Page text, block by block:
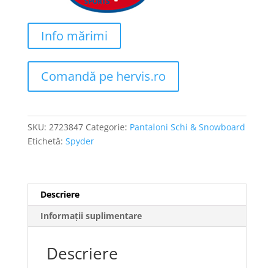
Info mărimi
Comandă pe hervis.ro
SKU: 2723847 Categorie: Pantaloni Schi & Snowboard
Etichetă: Spyder
Descriere
Informații suplimentare
Descriere